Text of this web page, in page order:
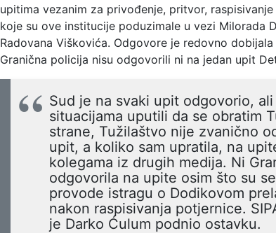
upitima vezanim za privođenje, pritvor,
koje su ove institucije poduzimale u vezi Milorada
Radovana Viškovića. Odgovore je redovno
Granična policija nisu odgovorili ni na jedan upit
Sud je na svaki upit odgovorio,
situacijama uputili da se obratim
strane, Tužilaštvo nije zvanično
upit, a koliko sam upratila, na
kolegama iz drugih medija. Ni
odgovorila na upite osim što su
provode istragu o Dodikovom
nakon raspisivanja potjernice.
je Darko Ćulum podnio ostavku.